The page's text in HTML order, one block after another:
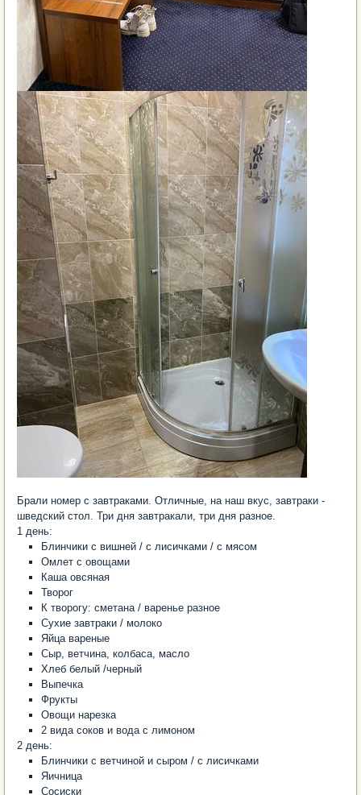
Брали номер с завтраками. Отличные, на наш вкус, завтраки -
шведский стол. Три дня завтракали, три дня разное.
1 день:
Блинчики с вишней / с лисичками / c мясом
Омлет с овощами
Каша овсяная
Творог
К творогу: сметана / варенье разное
Сухие завтраки / молоко
Яйца вареные
Сыр, ветчина, колбаса, масло
Хлеб белый /черный
Выпечка
Фрукты
Овощи нарезка
2 вида соков и вода с лимоном
2 день:
Блинчики с ветчиной и сыром / с лисичками
Яичница
Сосиски